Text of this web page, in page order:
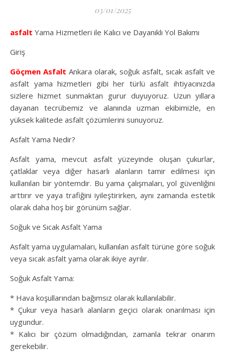
03/01/2025
asfalt Yama Hizmetleri ile Kalıcı ve Dayanıklı Yol Bakımı
Giriş
Göçmen Asfalt Ankara olarak, soğuk asfalt, sıcak asfalt ve
asfalt yama hizmetleri gibi her türlü asfalt ihtiyacınızda
sizlere hizmet sunmaktan gurur duyuyoruz. Uzun yıllara
dayanan tecrübemiz ve alanında uzman ekibimizle, en
yüksek kalitede asfalt çözümlerini sunuyoruz.
Asfalt Yama Nedir?
Asfalt yama, mevcut asfalt yüzeyinde oluşan çukurlar,
çatlaklar veya diğer hasarlı alanların tamir edilmesi için
kullanılan bir yöntemdir. Bu yama çalışmaları, yol güvenliğini
arttırır ve yaya trafiğini iyileştirirken, aynı zamanda estetik
olarak daha hoş bir görünüm sağlar.
Soğuk ve Sıcak Asfalt Yama
Asfalt yama uygulamaları, kullanılan asfalt türüne göre soğuk
veya sıcak asfalt yama olarak ikiye ayrılır.
Soğuk Asfalt Yama:
* Hava koşullarından bağımsız olarak kullanılabilir.
* Çukur veya hasarlı alanların geçici olarak onarılması için
uygundur.
* Kalıcı bir çözüm olmadığından, zamanla tekrar onarım
gerekebilir.